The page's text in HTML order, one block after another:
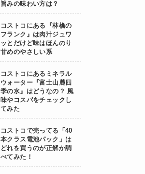
旨みの味わい方は？
コストコにある『林檎の
フランク』は肉汁ジュワ
ッとだけど味はほんのり
甘めのやさしい系
コストコにあるミネラル
ウォーター『富士山麓四
季の水』はどうなの？ 風
味やコスパをチェックし
てみた
コストコで売ってる「40
本クラス電池パック」は
どれを買うのが正解か調
べてみた！